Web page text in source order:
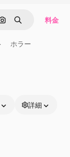
画像で検索
検索 料金
ホラー
詳細